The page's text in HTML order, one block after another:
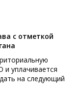
с отметкой
и уплачивается
на следующий